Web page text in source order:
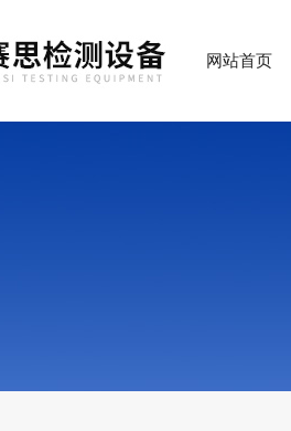
网站首页